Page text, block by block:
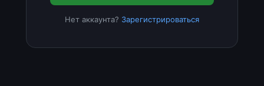
Нет аккаунта? Зарегистрироваться